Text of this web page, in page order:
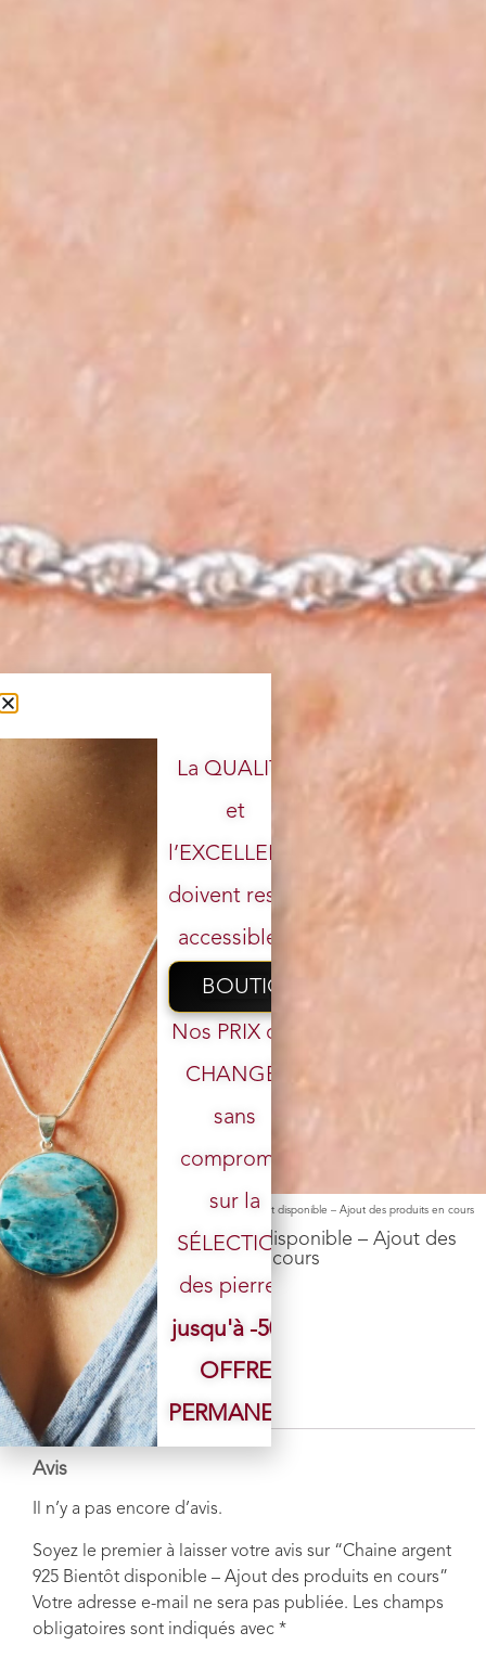
Accueil/Boutique/ Chaine / Chaine argent 925 Bientôt disponible – Ajout des produits en cours
Chaine argent 925 Bientôt disponible – Ajout des
produits en cours
Avis (0)
Avis
Il n’y a pas encore d’avis.
Soyez le premier à laisser votre avis sur “Chaine argent
925 Bientôt disponible – Ajout des produits en cours”
Votre adresse e-mail ne sera pas publiée. Les champs
obligatoires sont indiqués avec *
Votre email
La QUALITÉ
et
l’EXCELLENCE
doivent rester
accessibles.
BOUTIQUE
Nos PRIX ont
CHANGÉ,
sans
compromis
sur la
SÉLECTION
des pierres.
jusqu'à -50%
OFFRE
PERMANENTE